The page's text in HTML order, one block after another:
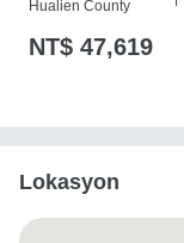
Hualien County
NT$ 47,619
Lokasyon